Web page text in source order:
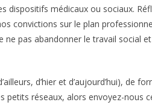
dispositifs médicaux ou sociaux.
convictions sur le plan
pas abandonner le travail social
d’hier et d’aujourd’hui), de
réseaux, alors envoyez-nous